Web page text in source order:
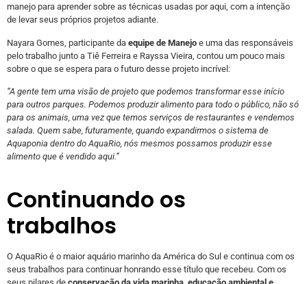
manejo para aprender sobre as técnicas usadas por aqui, com a intenção
de levar seus próprios projetos adiante.
Nayara Gomes, participante da equipe de Manejo e uma das responsáveis
pelo trabalho junto a Tiê Ferreira e Rayssa Vieira, contou um pouco mais
sobre o que se espera para o futuro desse projeto incrível:
“A gente tem uma visão de projeto que podemos transformar esse início
para outros parques. Podemos produzir alimento para todo o público, não só
para os animais, uma vez que temos serviços de restaurantes e vendemos
salada. Quem sabe, futuramente, quando expandirmos o sistema de
Aquaponia dentro do AquaRio, nós mesmos possamos produzir esse
alimento que é vendido aqui.”
Continuando os
trabalhos
O AquaRio é o maior aquário marinho da América do Sul e continua com os
seus trabalhos para continuar honrando esse título que recebeu. Com os